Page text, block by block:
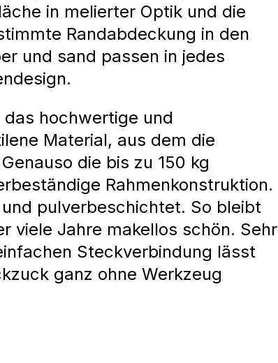
in melierter Optik und die
Randabdeckung in den
und sand passen in jedes
hochwertige und
Material, aus dem die
die bis zu 150 kg
Rahmenkonstruktion.
pulverbeschichtet. So bleibt
viele Jahre makellos schön. Sehr
Steckverbindung lässt
ganz ohne Werkzeug